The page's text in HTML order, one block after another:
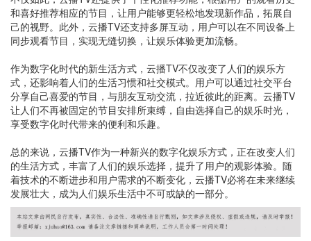
和喜好推荐相应的节目，让用户能够更轻松地发现新作品，拓展自
己的视野。此外，云播TV还支持多屏互动，用户可以在不同设备上
同步观看节目，实现无缝切换，让娱乐体验更加流畅。
作为数字化时代的新生活方式，云播TV不仅改变了人们的娱乐方
式，还影响着人们的生活习惯和社交模式。用户可以通过社交平台
分享自己喜爱的节目，与朋友互动交流，拉近彼此的距离。云播TV
让人们不再被固定的节目安排所束缚，自由选择自己的娱乐时光，
享受数字化时代带来的便利和乐趣。
总的来说，云播TV作为一种新兴的数字化娱乐方式，正在改变人们
的生活方式，丰富了人们的娱乐选择，提升了用户的观影体验。随
着技术的不断进步和用户需求的不断变化，云播TV必将在未来继续
发展壮大，成为人们娱乐生活中不可或缺的一部分。